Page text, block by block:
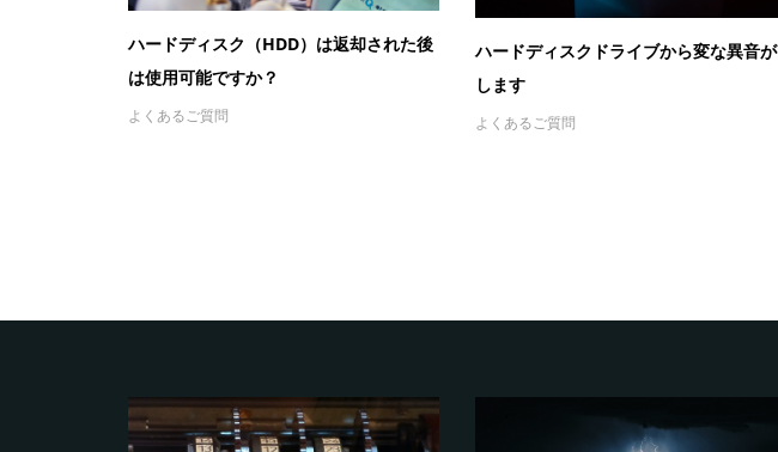
ハードディスク（HDD）は返却された後
は使用可能ですか？
よくあるご質問
ハードディスクドライブから変な異音が
します
よくあるご質問